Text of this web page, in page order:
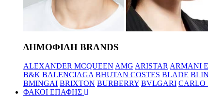
ΔΗΜΟΦΙΛΗ BRANDS
ALEXANDER MCQUEEN AMG ARISTAR ARMANI
B&K BALENCIAGA BHUTAN COSTES BLADE
BMINGAI BRIXTON BURBERRY BVLGARI CARLO
ΦΑΚΟΙ ΕΠΑΦΗΣ